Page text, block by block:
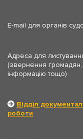
E-mail для органів
Адреса для
(звернення громадян,
інформацію тощо)
Відділ
роботи